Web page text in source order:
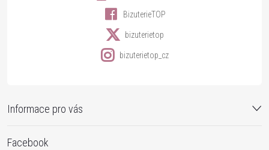
s
u
Informace pro vás
BizuterieTOP
bizuterietop
bizuterietop_cz
Facebook